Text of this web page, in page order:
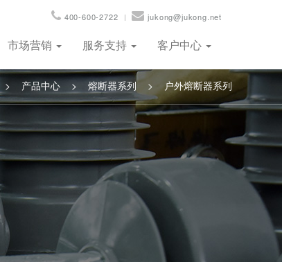
400-600-2722 jukong@jukong.net
市场营销 服务支持 客户中心
> 产品中心 > 熔断器系列 > 户外熔断器系列